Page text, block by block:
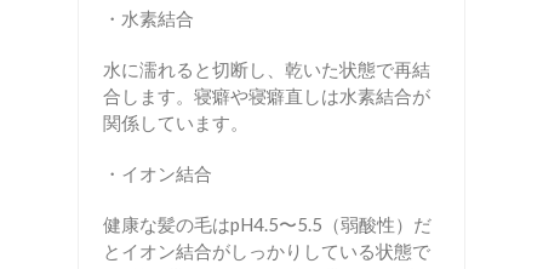
・水素結合
水に濡れると切断し、乾いた状態で再結
合します。寝癖や寝癖直しは水素結合が
関係しています。
・イオン結合
健康な髪の毛はpH4.5〜5.5（弱酸性）だ
とイオン結合がしっかりしている状態で